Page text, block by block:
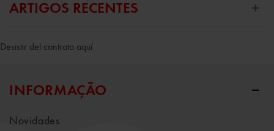
ARTIGOS RECENTES
Desistir del contrato aquí
INFORMAÇÃO
Novidades